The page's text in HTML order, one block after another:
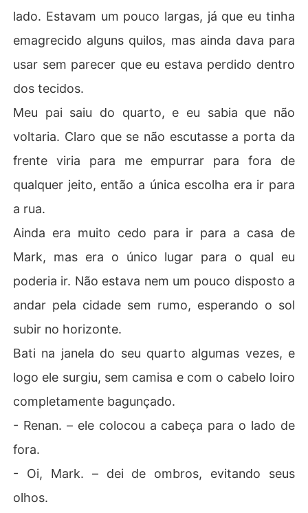
lado. Estavam um pouco largas, já que eu tinha
emagrecido alguns quilos, mas ainda dava para
usar sem parecer que eu estava perdido dentro
dos tecidos.
Meu pai saiu do quarto, e eu sabia que não
voltaria. Claro que se não escutasse a porta da
frente viria para me empurrar para fora de
qualquer jeito, então a única escolha era ir para
a rua.
Ainda era muito cedo para ir para a casa de
Mark, mas era o único lugar para o qual eu
poderia ir. Não estava nem um pouco disposto a
andar pela cidade sem rumo, esperando o sol
subir no horizonte.
Bati na janela do seu quarto algumas vezes, e
logo ele surgiu, sem camisa e com o cabelo loiro
completamente bagunçado.
- Renan. – ele colocou a cabeça para o lado de
fora.
- Oi, Mark. – dei de ombros, evitando seus
olhos.